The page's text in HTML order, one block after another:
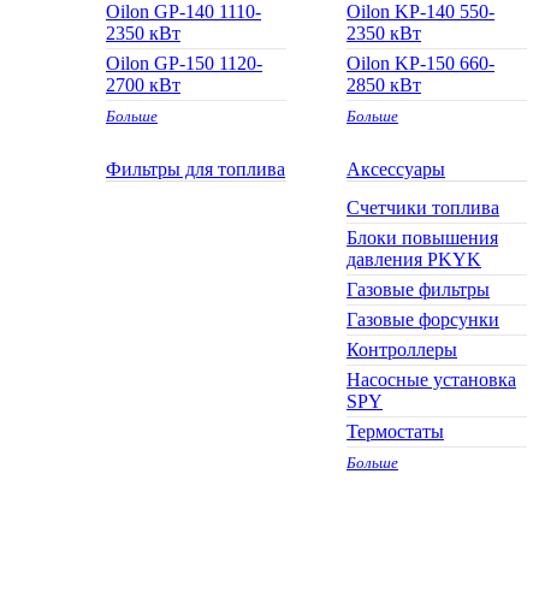
Oilon GP-140 1110-
2350 кВт
Oilon GP-150 1120-
2700 кВт
Больше
Oilon KP-140 550-
2350 кВт
Oilon KP-150 660-
2850 кВт
Больше
Фильтры для топлива
Аксессуары
Cчетчики топлива
Блоки повышения
давления PKYK
Газовые фильтры
Газовые форсунки
Контроллеры
Насосные установка
SPY
Термостаты
Больше